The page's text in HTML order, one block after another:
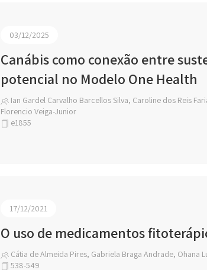
03/12/2025
Canábis como conexão entre
potencial no Modelo One Health
Ian Gardel Carvalho Barcellos Silva, Caroline dos Reis
Florencio Veiga-Junior
e1855
17/12/2021
O uso de medicamentos
Cátia de Almeida Pires, Gabriela Braga Andrade, Ohana
538-549